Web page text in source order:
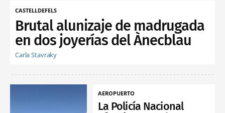
CASTELLDEFELS
Brutal alunizaje de madrugada
en dos joyerías del Ànecblau
Carla Stavraky
AEROPUERTO
La Policía Nacional